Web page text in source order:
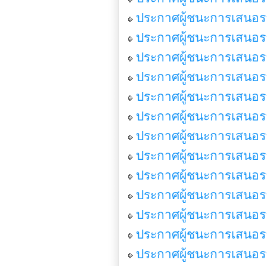
ประกาศผู้ชนะการเสนอ
ประกาศผู้ชนะการเสนอ
ประกาศผู้ชนะการเสนอ
ประกาศผู้ชนะการเสนอ
ประกาศผู้ชนะการเสนอ
ประกาศผู้ชนะการเสนอ
ประกาศผู้ชนะการเสนอ
ประกาศผู้ชนะการเสนอ
ประกาศผู้ชนะการเสนอ
ประกาศผู้ชนะการเสนอ
ประกาศผู้ชนะการเสนอ
ประกาศผู้ชนะการเสนอ
ประกาศผู้ชนะการเสนอ